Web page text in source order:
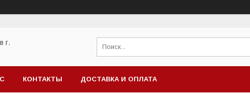
г.
КОНТАКТЫ ДОСТАВКА И ОПЛАТА